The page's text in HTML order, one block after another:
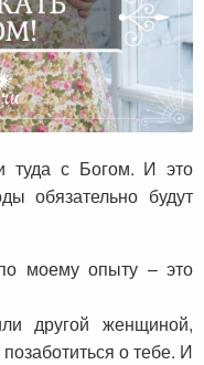
туда с Богом. И это
обязательно будут
моему опыту – это
другой женщиной,
о тебе. И